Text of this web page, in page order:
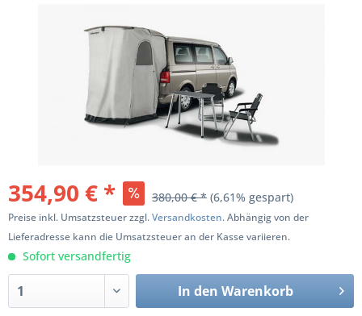
354,90 € * 380,00 € * (6,61% gespart)
Preise inkl. Umsatzsteuer zzgl.Versandkosten. Abhängig von der
Lieferadresse kann die Umsatzsteuer an der Kasse variieren.
Sofort versandfertig
In den Warenkorb